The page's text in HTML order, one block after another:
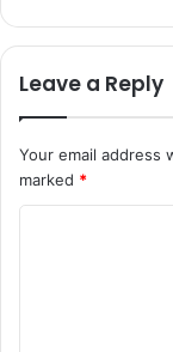
Leave a Reply
Your email address
marked *